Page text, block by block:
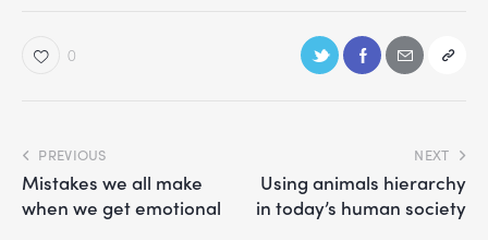
0
PREVIOUS
Mistakes we all make
when we get emotional
NEXT
Using animals hierarchy
in today’s human society